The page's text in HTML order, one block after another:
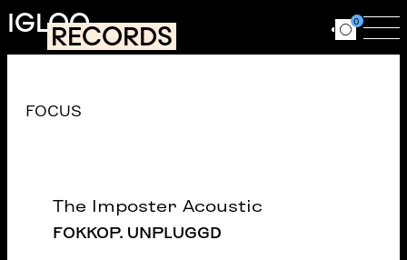
Aller au contenu principal
IGLOORECORDS Ouvrir le
0
FOCUS
The Imposter Acoustic
FOKKOP. UNPLUGGD